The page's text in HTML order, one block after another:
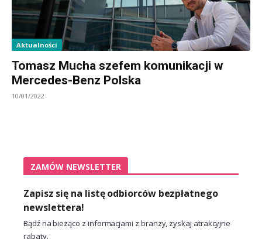
Aktualności
Tomasz Mucha szefem komunikacji w
Mercedes-Benz Polska
10/01/2022
ZAMÓW NEWSLETTER
Zapisz się na listę odbiorców bezpłatnego
newslettera!
Bądź na bieżąco z informacjami z branży, zyskaj atrakcyjne
rabaty.